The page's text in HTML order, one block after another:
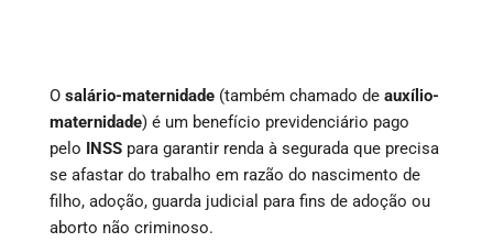
O salário-maternidade (também chamado de auxílio-
maternidade) é um benefício previdenciário pago
pelo INSS para garantir renda à segurada que precisa
se afastar do trabalho em razão do nascimento de
filho, adoção, guarda judicial para fins de adoção ou
aborto não criminoso.